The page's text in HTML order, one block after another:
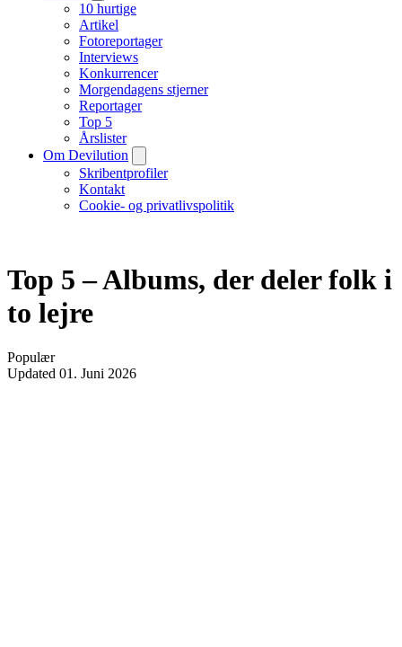
10 hurtige
Artikel
Fotoreportager
Interviews
Konkurrencer
Morgendagens stjerner
Reportager
Top 5
Årslister
Om Devilution
Skribentprofiler
Kontakt
Cookie- og privatlivspolitik
Top 5 – Albums, der deler folk i
to lejre
Populær
Updated 01. Juni 2026